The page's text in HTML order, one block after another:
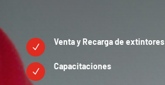
N
Venta y Recarga de extintores
N
Capacitaciones